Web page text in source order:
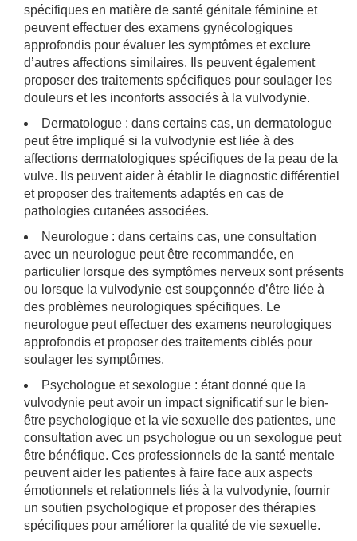
spécifiques en matière de santé génitale féminine et
peuvent effectuer des examens gynécologiques
approfondis pour évaluer les symptômes et exclure
d’autres affections similaires. Ils peuvent également
proposer des traitements spécifiques pour soulager les
douleurs et les inconforts associés à la vulvodynie.
Dermatologue : dans certains cas, un dermatologue
peut être impliqué si la vulvodynie est liée à des
affections dermatologiques spécifiques de la peau de la
vulve. Ils peuvent aider à établir le diagnostic différentiel
et proposer des traitements adaptés en cas de
pathologies cutanées associées.
Neurologue : dans certains cas, une consultation
avec un neurologue peut être recommandée, en
particulier lorsque des symptômes nerveux sont présents
ou lorsque la vulvodynie est soupçonnée d’être liée à
des problèmes neurologiques spécifiques. Le
neurologue peut effectuer des examens neurologiques
approfondis et proposer des traitements ciblés pour
soulager les symptômes.
Psychologue et sexologue : étant donné que la
vulvodynie peut avoir un impact significatif sur le bien-
être psychologique et la vie sexuelle des patientes, une
consultation avec un psychologue ou un sexologue peut
être bénéfique. Ces professionnels de la santé mentale
peuvent aider les patientes à faire face aux aspects
émotionnels et relationnels liés à la vulvodynie, fournir
un soutien psychologique et proposer des thérapies
spécifiques pour améliorer la qualité de vie sexuelle.